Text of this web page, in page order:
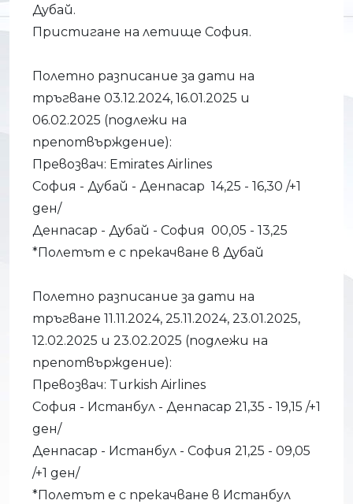
Дубай.
Пристигане на летище София.
Полетно разписание за дати на
тръгване 03.12.2024, 16.01.2025 и
06.02.2025 (подлежи на
препотвърждение):
Превозвач: Emirates Airlines
София - Дубай - Денпасар 14,25 - 16,30 /+1
ден/
Денпасар - Дубай - София 00,05 - 13,25
*Полетът е с прекачване в Дубай
Полетно разписание за дати на
тръгване 11.11.2024, 25.11.2024, 23.01.2025,
12.02.2025 и 23.02.2025 (подлежи на
препотвърждение):
Превозвач: Turkish Airlines
София - Истанбул - Денпасар 21,35 - 19,15 /+1
ден/
Денпасар - Истанбул - София 21,25 - 09,05
/+1 ден/
*Полетът е с прекачване в Истанбул